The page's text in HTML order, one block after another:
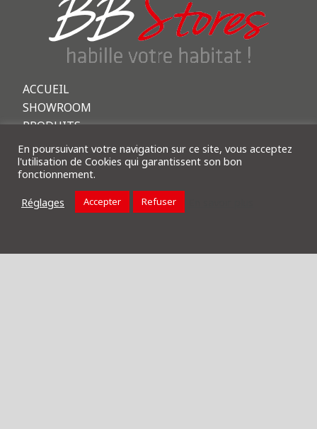
ACCUEIL
SHOWROOM
PRODUITS
ACTUALITÉS
CONTACT
MENTIONS LÉGALES
BB Stores
74930 Reignier-Esery
En poursuivant votre navigation sur ce site, vous acceptez
l'utilisation de Cookies qui garantissent son bon
fonctionnement.
Réglages
Accepter Refuser